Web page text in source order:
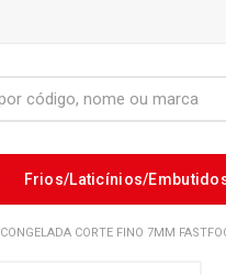
Frios/Laticínios/
CORTE FINO 7MM